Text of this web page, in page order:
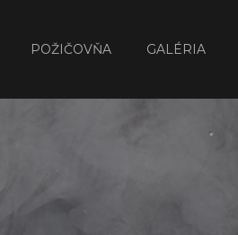
POŽIČOVŇA GALÉRIA